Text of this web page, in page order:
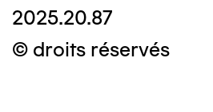
2025.20.87
© droits réservés